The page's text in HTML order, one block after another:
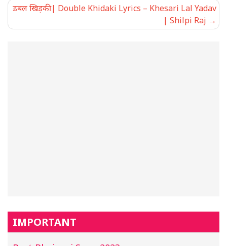
डबल खिड़की | Double Khidaki Lyrics – Khesari Lal Yadav
| Shilpi Raj
IMPORTANT